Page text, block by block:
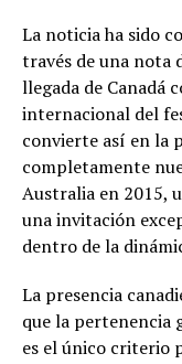
La noticia ha sido
través de una nota
llegada de Canadá
internacional del
convierte así en la
completamente
Australia en 2015,
una invitación
dentro de la
La presencia
que la pertenencia
es el único criterio